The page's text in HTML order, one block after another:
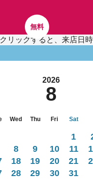
無料
リックすると、来店日時
2026
8
Wed Thu Fri Sat
1
8 9 10 11
18 19 20 21
28 29 30 31